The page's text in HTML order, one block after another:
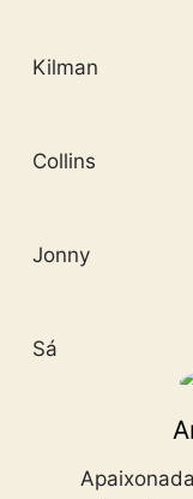
Kilman
Collins
Jonny
Sá